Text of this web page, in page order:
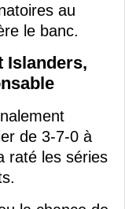
au
le banc.
Islanders,
de 3-7-0 à
raté les séries